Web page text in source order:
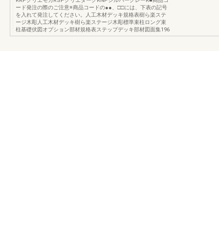
ード発注の際のご注意※商品コードの●●、□□には、下表の記号
を入れて発注してください。人工木材デッキ規格表樹ら楽ステ
ージ木彫人工木材デッキ樹ら楽ステージ木彫標準束柱ロング束
柱基礎伏図オプション部材規格表ステップデッキ部材図面集196